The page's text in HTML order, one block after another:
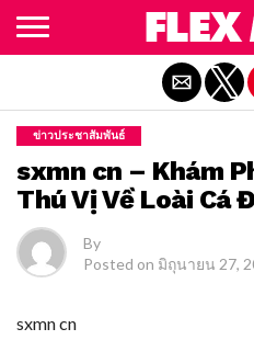
ข่าวประชาสัมพันธ์
sxmn cn – Khám
Thú Vị Về Loài Cá
By
Posted on มิถุนายน 27,
sxmn cn
Exit